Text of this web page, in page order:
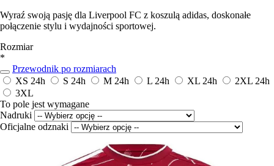
Wyraź swoją pasję dla Liverpool FC z koszulą adidas, doskonałe
połączenie stylu i wydajności sportowej.
Rozmiar
*
Przewodnik po rozmiarach
XS 24h S 24h M 24h L 24h XL 24h 2XL 24h
3XL
To pole jest wymagane
Nadruki
Oficjalne odznaki